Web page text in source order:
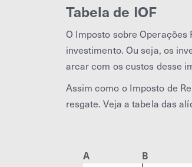
Tabela de IOF
O Imposto sobre
investimento. Ou seja, os
arcar com os custos desse
Assim como o Imposto de
resgate. Veja a tabela das
A B